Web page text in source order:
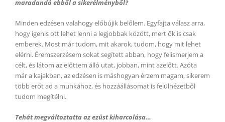
maradandó ebből a sikerélményből?
Minden edzésen valahogy előbújik belőlem. Egyfajta válasz arra,
hogy igenis ott lehet lenni a legjobbak között, mert ők is csak
emberek. Most már tudom, mit akarok, tudom, hogy mit lehet
elérni. Éremszerzésem sokat segített abban, hogy felismerjem a
célt, és látom az előttem álló utat, jobban, mint azelőtt. Azóta
már a kajakban, az edzésen is máshogyan érzem magam, sikerem
több erőt ad a munkához, és hozzáállásomat is felülnézetből
tudom megítélni.
Tehát megváltoztatta az ezüst kiharcolása…